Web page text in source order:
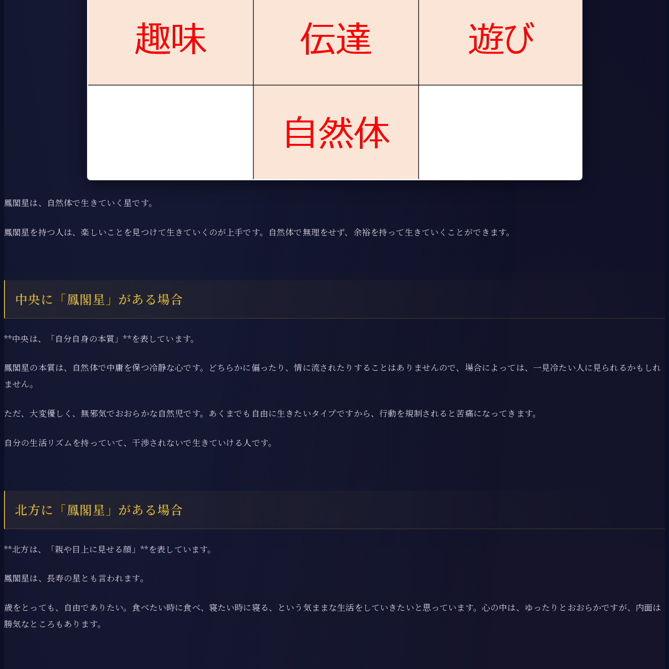
鳳閣星は、自然体で生きていく星です。
鳳閣星を持つ人は、楽しいことを見つけて生きていくのが上手です。自然体で無理をせず、余裕を持って生きていくことができます。
中央に「鳳閣星」がある場合
**中央は、「自分自身の本質」**を表しています。
鳳閣星の本質は、自然体で中庸を保つ冷静な心です。どちらかに偏ったり、情に流されたりすることはありませんので、場合によっては、一見冷たい人に見られるかもしれ
ません。
ただ、大変優しく、無邪気でおおらかな自然児です。あくまでも自由に生きたいタイプですから、行動を規制されると苦痛になってきます。
自分の生活リズムを持っていて、干渉されないで生きていける人です。
北方に「鳳閣星」がある場合
**北方は、「親や目上に見せる顔」**を表しています。
鳳閣星は、長寿の星とも言われます。
歳をとっても、自由でありたい。食べたい時に食べ、寝たい時に寝る、という気ままな生活をしていきたいと思っています。心の中は、ゆったりとおおらかですが、内面は
勝気なところもあります。